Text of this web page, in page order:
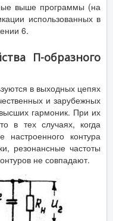
выше программы (на
использованных в
6.
П-образного
в выходных цепях
и зарубежных
гармоник. При их
в тех случаях, когда
настроенного контура
резонансные частоты
не совпадают.